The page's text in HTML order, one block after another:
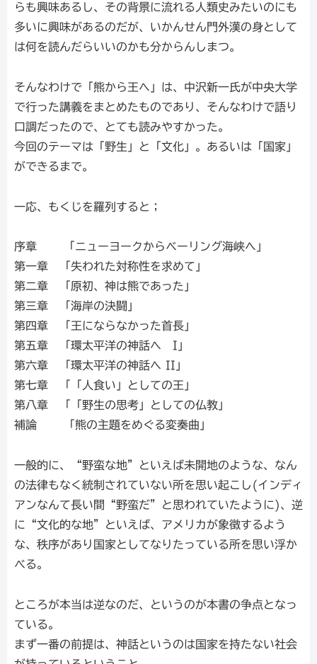
らも興味あるし、その背景に流れる人類史みたいのにも
多いに興味があるのだが、いかんせん門外漢の身として
は何を読んだらいいのかも分からんしまつ。
そんなわけで「熊から王へ」は、中沢新一氏が中央大学
で行った講義をまとめたものであり、そんなわけで語り
口調だったので、とても読みやすかった。
今回のテーマは「野生」と「文化」。あるいは「国家」
ができるまで。
一応、もくじを羅列すると；
序章 「ニューヨークからベーリング海峡へ」
第一章 「失われた対称性を求めて」
第二章 「原初、神は熊であった」
第三章 「海岸の決闘」
第四章 「王にならなかった首長」
第五章 「環太平洋の神話へ I」
第六章 「環太平洋の神話へ II」
第七章 「「人食い」としての王」
第八章 「「野生の思考」としての仏教」
補論 「熊の主題をめぐる変奏曲」
一般的に、“野蛮な地”といえば未開地のような、なん
の法律もなく統制されていない所を思い起こし(インディ
アンなんて長い間“野蛮だ”と思われていたように)、逆
に“文化的な地”といえば、アメリカが象徴するよう
な、秩序があり国家としてなりたっている所を思い浮か
べる。
ところが本当は逆なのだ、というのが本書の争点となっ
ている。
まず一番の前提は、神話というのは国家を持たない社会